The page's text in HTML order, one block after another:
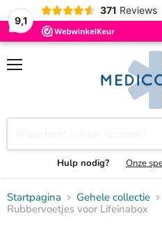
9,1
371 Reviews
Hulp nodig? Onze
Startpagina
Gehele collectie
Rubbervoetjes voor Lifeinabox